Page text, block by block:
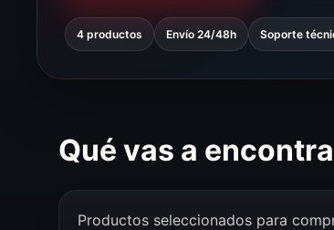
4 productos Envío 24/48h Soporte
Qué vas a
Productos seleccionados para